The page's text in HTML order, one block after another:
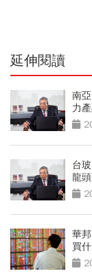
延伸閱讀
南
力
台
龍
華
買
列